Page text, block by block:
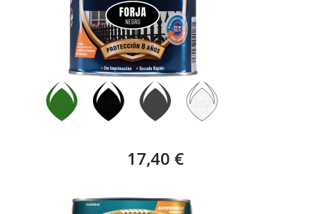
HAMMERITE ESMALTE FORJA – 750 ML
17,40 €